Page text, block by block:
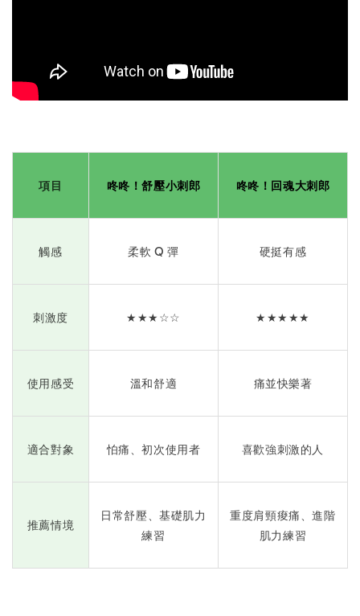
項目 咚咚！舒壓小刺郎 咚咚！ 回魂大刺郎
觸感 柔軟 Q 彈 硬挺有感
刺激度 ★★★☆☆ ★★★★★
使用感受 溫和舒適 痛並快樂著
適合對象 怕痛、初次使用者 喜歡強刺激的人
推薦情境
日常舒壓、基礎肌力
練習
重度肩頸痠痛、進階
肌力練習